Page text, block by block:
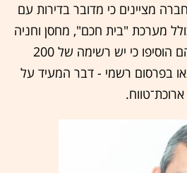
מציינים כי מדובר בדירות עם
מערכת "בית חכם", מחסן וחניה
תת־קרקעית לכל דירה. הם הוסיפו כי יש רשימה של 200
בפרסום רשמי - דבר המעיד על